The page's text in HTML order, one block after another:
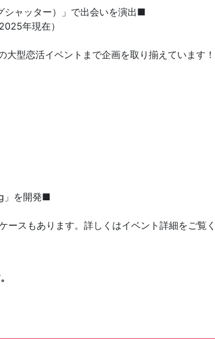
シャッター）」で出会いを演出■
年現在）
型恋活イベントまで企画を取り揃えています！
」を開発■
スもあります。詳しくはイベント詳細をご覧く